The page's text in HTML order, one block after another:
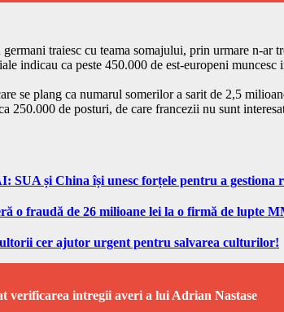
traiesc cu teama somajului, prin urmare n-
indicau ca peste 450.000 de est-europeni
se plang ca numarul somerilor a sarit de 2,5
250.000 de posturi, de care francezii nu sunt
SUA și China își unesc forțele pentru a gestiona
o fraudă de 26 milioane lei la o firmă de lupte
cer ajutor urgent pentru salvarea culturilor!
verificarea intregii averi a lui Adrian Nastase